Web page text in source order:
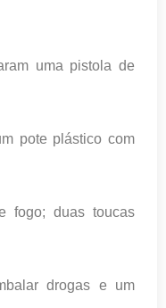
uma pistola de
pote plástico com
fogo; duas toucas
drogas e um